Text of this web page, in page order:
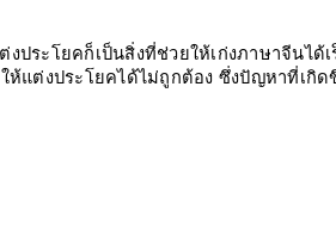
ะโยคก็เป็นสิ่งที่ช่วยให้เก่งภาษาจีนได้เ
แต่งประโยคได้ไม่ถูกต้อง ซึ่งปัญหาที่เกิด